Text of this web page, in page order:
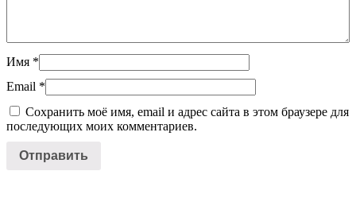
Имя *
Email *
Сохранить моё имя, email и адрес сайта в этом браузере для
последующих моих комментариев.